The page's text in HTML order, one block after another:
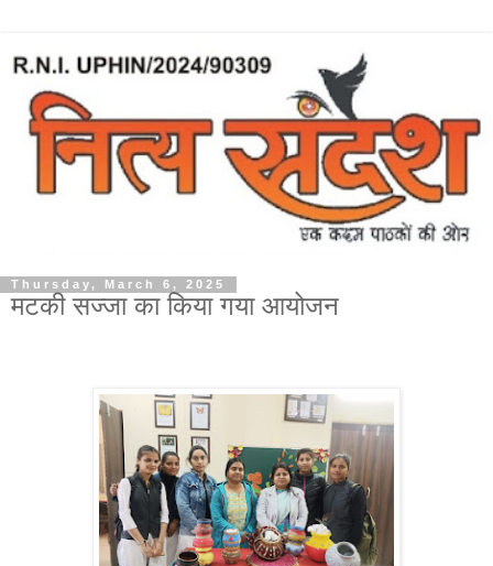
Thursday, March 6, 2025
मटकी सज्जा का किया गया आयोजन